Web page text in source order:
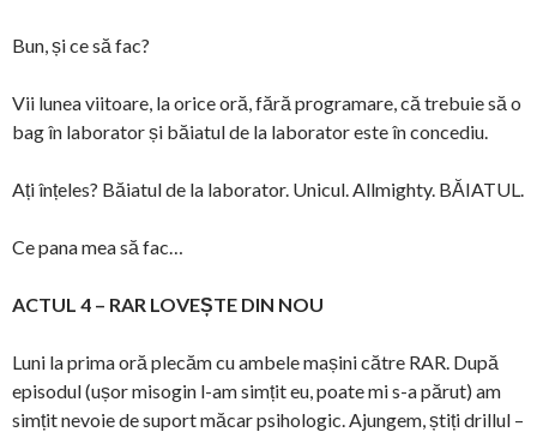
Bun, și ce să fac?
Vii lunea viitoare, la orice oră, fără programare, că trebuie să o
bag în laborator și băiatul de la laborator este în concediu.
Ați înțeles? Băiatul de la laborator. Unicul. Allmighty. BĂIATUL.
Ce pana mea să fac…
ACTUL 4 – RAR LOVEȘTE DIN NOU
Luni la prima oră plecăm cu ambele mașini către RAR. După
episodul (ușor misogin l-am simțit eu, poate mi s-a părut) am
simțit nevoie de suport măcar psihologic. Ajungem, știți drillul –